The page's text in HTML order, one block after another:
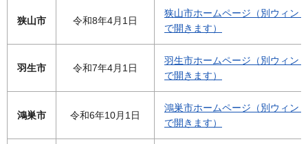
狭山市 令和8年4月1日
狭山市ホームページ（別ウィン
で開きます）
羽生市 令和7年4月1日
羽生市ホームページ（別ウィン
で開きます）
鴻巣市 令和6年10月1日
鴻巣市ホームページ（別ウィン
で開きます）